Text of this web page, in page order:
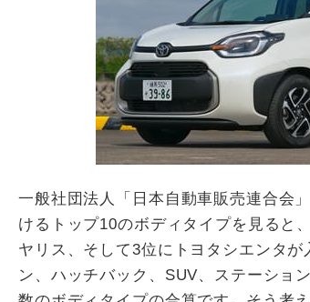
一般社団法人「日本自動車販売連合会
けるトップ10のボディタイプを見ると
ヤリス、そして3位にトヨタシエンタ
ン、ハッチバック、SUV、ステーショ